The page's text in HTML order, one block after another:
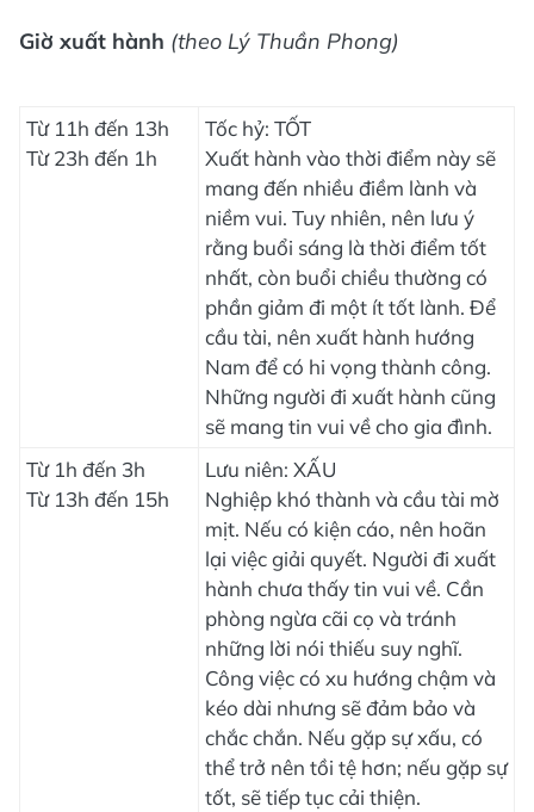
Giờ xuất hành (theo Lý Thuần Phong)
Từ 11h đến 13h
Từ 23h đến 1h
Tốc hỷ: TỐT
Xuất hành vào thời điểm này sẽ
mang đến nhiều điềm lành và
niềm vui. Tuy nhiên, nên lưu ý
rằng buổi sáng là thời điểm tốt
nhất, còn buổi chiều thường có
phần giảm đi một ít tốt lành. Để
cầu tài, nên xuất hành hướng
Nam để có hi vọng thành công.
Những người đi xuất hành cũng
sẽ mang tin vui về cho gia đình.
Từ 1h đến 3h
Từ 13h đến 15h
Lưu niên: XẤU
Nghiệp khó thành và cầu tài mờ
mịt. Nếu có kiện cáo, nên hoãn
lại việc giải quyết. Người đi xuất
hành chưa thấy tin vui về. Cần
phòng ngừa cãi cọ và tránh
những lời nói thiếu suy nghĩ.
Công việc có xu hướng chậm và
kéo dài nhưng sẽ đảm bảo và
chắc chắn. Nếu gặp sự xấu, có
thể trở nên tồi tệ hơn; nếu gặp sự
tốt, sẽ tiếp tục cải thiện.